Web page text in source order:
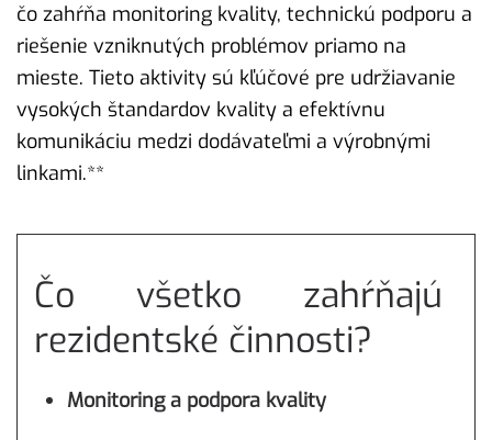
čo zahŕňa monitoring kvality, technickú podporu a
riešenie vzniknutých problémov priamo na
mieste. Tieto aktivity sú kľúčové pre udržiavanie
vysokých štandardov kvality a efektívnu
komunikáciu medzi dodávateľmi a výrobnými
linkami.**
Čo všetko zahŕňajú
rezidentské činnosti?
Monitoring a podpora kvality